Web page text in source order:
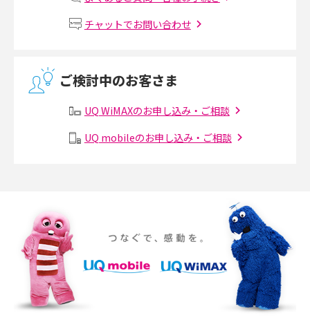
Wi-Fiルーターの設定方法をわかりやすく解説！事前に準備すべきものも紹
無線LANとは？メリット・デメリットや接続方法を解説
メッシュWi-Fiとは？仕組みやメリット・デメリット、中継機との違いを解
ポケット型Wi-Fiをレンタルするメリットとは？選び方や向いている方の特
徴も紹介
持ち運びできるポケット型Wi-Fiのおススメの選び方は？メリット・デメリ
ットも紹介
チャットでお問い合わせ
ご検討中のお客さま
UQ WiMAXのお申し込み・ご相談
UQ mobileのお申し込み・ご相談